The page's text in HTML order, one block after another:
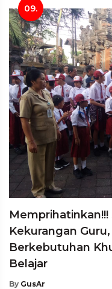
09.
Kekurangan
Berkebutuhan
Belajar
By GusAr